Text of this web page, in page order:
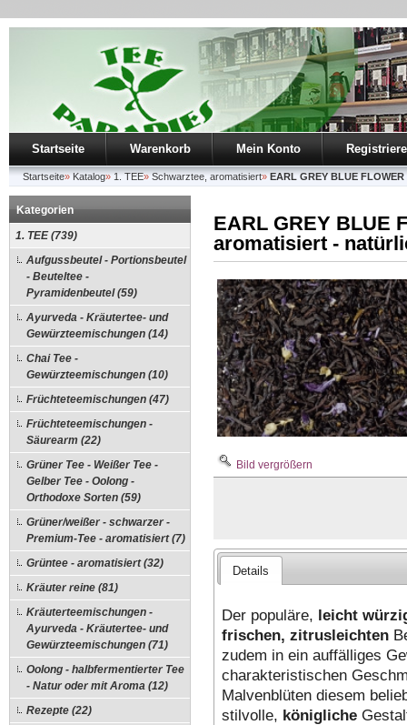
Startseite Warenkorb Mein Konto
Startseite» Katalog» 1. TEE» Schwarztee, aromatisiert» EARL GREY BLUE
Kategorien
1. TEE (739)
Aufgussbeutel - Portionsbeutel
- Beuteltee -
Pyramidenbeutel (59)
Ayurveda - Kräutertee- und
Gewürzteemischungen (14)
Chai Tee -
Gewürzteemischungen (10)
Früchteteemischungen (47)
Früchteteemischungen -
Säurearm (22)
Grüner Tee - Weißer Tee -
Gelber Tee - Oolong -
Orthodoxe Sorten (59)
Grüner/weißer - schwarzer -
Premium-Tee - aromatisiert (7)
Grüntee - aromatisiert (32)
Kräuter reine (81)
Kräuterteemischungen -
Ayurveda - Kräutertee- und
Gewürzteemischungen (71)
Oolong - halbfermentierter Tee
- Natur oder mit Aroma (12)
Rezepte (22)
EARL GREY BLUE
aromatisiert -
Bild vergrößern
Details
Der populäre, leicht
frischen, zitrusleichten
zudem in ein auffälliges
charakteristischen
Malvenblüten diesem
stilvolle, königliche